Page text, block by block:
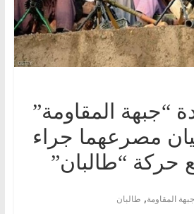
“جبهة المقاومة”
مصرعهما جراء
حركة “طالبان”
جبهة المقاومة, طالبان